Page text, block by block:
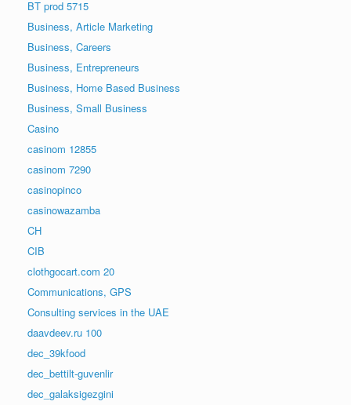
BT prod 5715
Business, Article Marketing
Business, Careers
Business, Entrepreneurs
Business, Home Based Business
Business, Small Business
Casino
casinom 12855
casinom 7290
casinopinco
casinowazamba
CH
CIB
clothgocart.com 20
Communications, GPS
Consulting services in the UAE
daavdeev.ru 100
dec_39kfood
dec_bettilt-guvenlir
dec_galaksigezgini